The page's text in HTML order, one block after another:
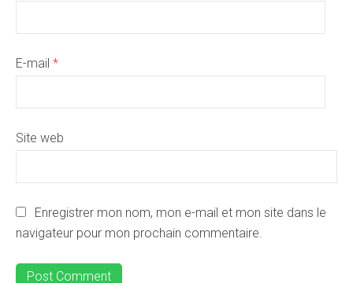
E-mail *
Site web
Enregistrer mon nom, mon e-mail et mon site dans le
navigateur pour mon prochain commentaire.